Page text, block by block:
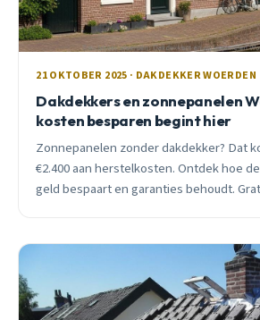
21 OKTOBER 2025 · DAKDEKKER WOERDEN
Dakdekkers en zonnepanelen
kosten besparen begint hier
Zonnepanelen zonder dakdekker? Dat
€2.400 aan herstelkosten. Ontdek hoe
geld bespaart en garanties behoudt.